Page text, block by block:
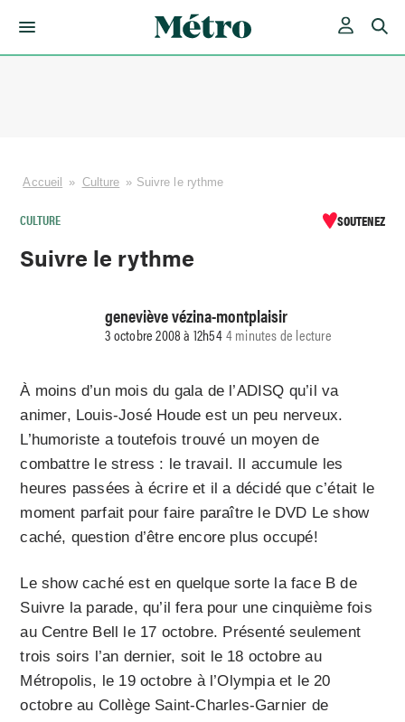
Accueil » Culture » Suivre le rythme
CULTURE SOUTENEZ
Suivre le rythme
geneviève vézina-montplaisir
3 octobre 2008 à 12h544 minutes de lecture
À moins d’un mois du gala de l’ADISQ qu’il va
animer, Louis-José Houde est un peu nerveux.
L’humoriste a toutefois trouvé un moyen de
combattre le stress : le travail. Il accumule les
heures passées à écrire et il a décidé que c’était le
moment parfait pour faire paraître le DVD Le show
caché, question d’être encore plus occupé!
Le show caché est en quelque sorte la face B de
Suivre la parade, qu’il fera pour une cinquième fois
au Centre Bell le 17 octobre. Présenté seulement
trois soirs l’an dernier, soit le 18 octobre au
Métropolis, le 19 octobre à l’Olympia et le 20
octobre au Collège Saint-Charles-Garnier de